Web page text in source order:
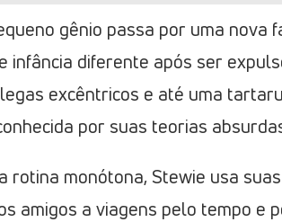
gênio passa por uma nova
infância diferente após ser
excêntricos e até uma
por suas teorias
rotina monótona, Stewie usa
amigos a viagens pelo tempo e